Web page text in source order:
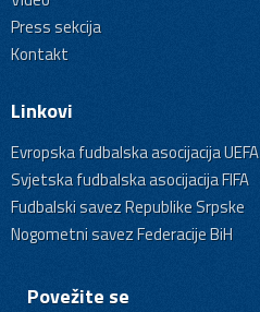
Press sekcija
Kontakt
Linkovi
Evropska fudbalska asocijacija UEFA
Svjetska fudbalska asocijacija FIFA
Fudbalski savez Republike Srpske
Nogometni savez Federacije BiH
Povežite se